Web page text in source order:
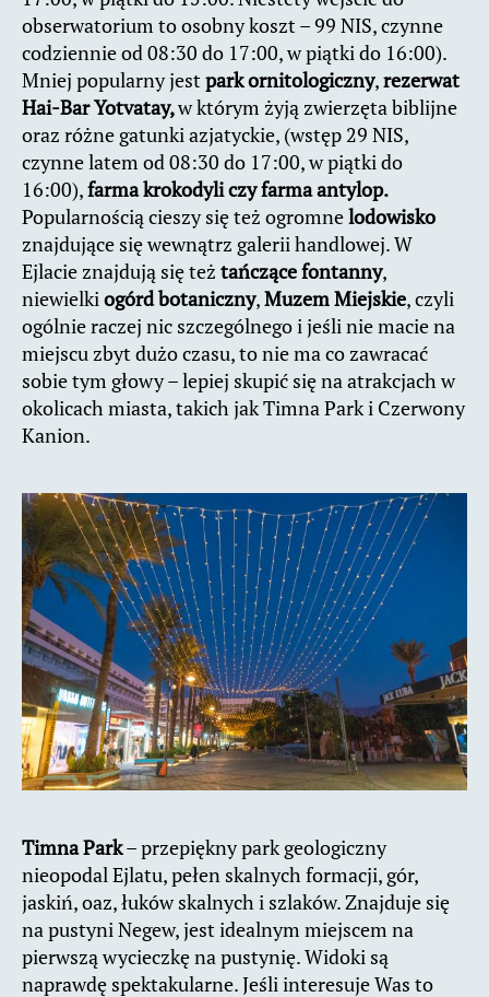
obserwatorium to osobny koszt – 99 NIS, czynne
codziennie od 08:30 do 17:00, w piątki do 16:00).
Mniej popularny jestpark ornitologiczny,rezerwat
Hai-Bar Yotvatay,w którym żyją zwierzęta biblijne
oraz różne gatunki azjatyckie, (wstęp 29 NIS,
czynne latem od 08:30 do 17:00, w piątki do
16:00),farma krokodyli czy farma antylop.
Popularnością cieszy się też ogromnelodowisko
znajdujące się wewnątrz galerii handlowej. W
Ejlacie znajdują się też tańczące fontanny,
niewielkiogórd botaniczny,Muzem Miejskie, czyli
ogólnie raczej nic szczególnego i jeśli nie macie na
miejscu zbyt dużo czasu, to nie ma co zawracać
sobie tym głowy – lepiej skupić się na atrakcjach w
okolicach miasta, takich jak Timna Park i Czerwony
Kanion.
Timna Park– przepiękny park geologiczny
nieopodal Ejlatu, pełen skalnych formacji, gór,
jaskiń, oaz, łuków skalnych i szlaków. Znajduje się
na pustyni Negew, jest idealnym miejscem na
pierwszą wycieczkę na pustynię. Widoki są
naprawdę spektakularne. Jeśli interesuje Was to